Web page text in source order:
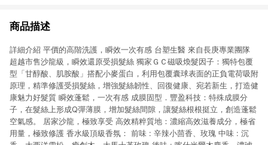
商品描述
詳細介紹 平價的高階洗護，瞬效一次有感 台塑生醫 來自長庚專業團隊
超越市售沙龍級，瞬效還原受損髮絲 獨家ＧＣ磁吸煥髮因子：獨特包覆
型「甘醇酸、肌胺酸」搭配小麥蛋白，利用包覆囊球表面的正負電荷吸附
原理，精準修護受損髮絲，增強髮絲韌性、回復健康、宛若新生，打造健
康魅力好髮質 瞬效蓬鬆，一次有感 成膜固型．豐盈科技：特殊成膜分
子，在髮絲上形成Q彈薄膜，增加髮絲間隙，讓髮絲根根挺立，創造蓬鬆
空氣感。 居家沙龍，極致享受 高效精粹質地：濃縮高效滋養成分，極省
用量，極致修護 香水級頂級香氛： 前味 : 辛辣小茴香、玫瑰 中味 : 沉